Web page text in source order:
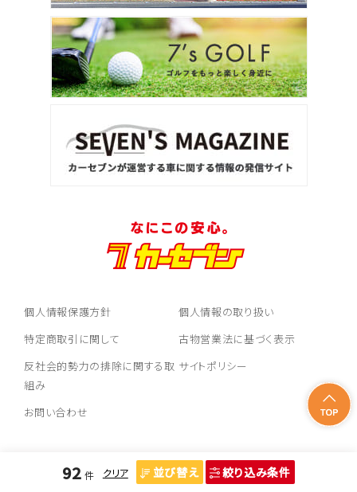
トヨタ
ヤリスクロス
2位
トヨタ
ハリアー
トヨタ
ランドクルーザー
92 件 クリア 並び替え 絞り込み条件
個人情報保護方針
個人情報の取り扱い
特定商取引に関して
古物営業法に基づく表示
反社会的勢力の排除に関する取
組み
サイトポリシー
お問い合わせ